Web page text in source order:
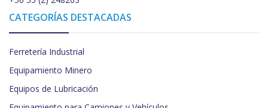
CATEGORÍAS DESTACADAS
Ferretería Industrial
Equipamiento Minero
Equipos de Lubricación